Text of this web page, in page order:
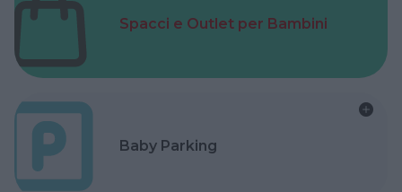
Spacci e Outlet per Bambini
Baby Parking